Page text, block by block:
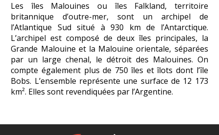
Les îles Malouines ou îles Falkland, territoire
britannique d’outre-mer, sont un archipel de
l’Atlantique Sud situé à 930 km de l’Antarctique.
L’archipel est composé de deux îles principales, la
Grande Malouine et la Malouine orientale, séparées
par un large chenal, le détroit des Malouines. On
compte également plus de 750 îles et îlots dont l’île
Bobs. L’ensemble représente une surface de 12 173
km². Elles sont revendiquées par l’Argentine.